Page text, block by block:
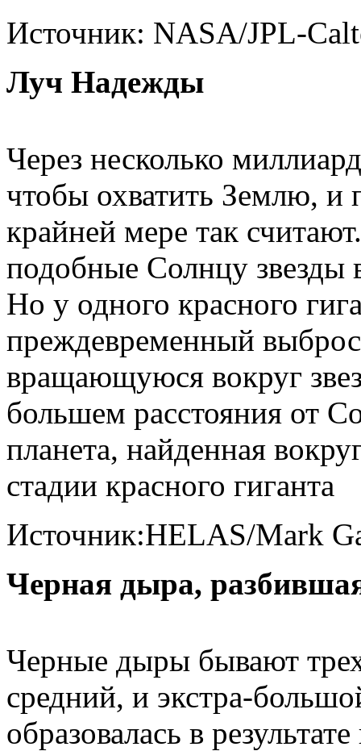
Источник: NASA/JPL-
Луч Надежды
Через несколько
чтобы охватить Землю, и
крайней мере так
подобные Солнцу
Но у одного красного
преждевременный
вращающуюся вокруг
большем расстояния от
планета, найденная
стадии красного гиганта
Источник:HELAS/Mark
Черная дыра,
Черные дыры бывают
средний, и экстра-
образовалась в